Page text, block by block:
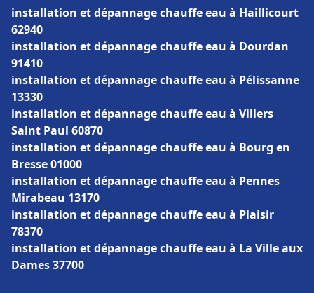
installation et dépannage chauffe eau à Haillicourt
62940
installation et dépannage chauffe eau à Dourdan
91410
installation et dépannage chauffe eau à Pélissanne
13330
installation et dépannage chauffe eau à Villers
Saint Paul 60870
installation et dépannage chauffe eau à Bourg en
Bresse 01000
installation et dépannage chauffe eau à Pennes
Mirabeau 13170
installation et dépannage chauffe eau à Plaisir
78370
installation et dépannage chauffe eau à La Ville aux
Dames 37700